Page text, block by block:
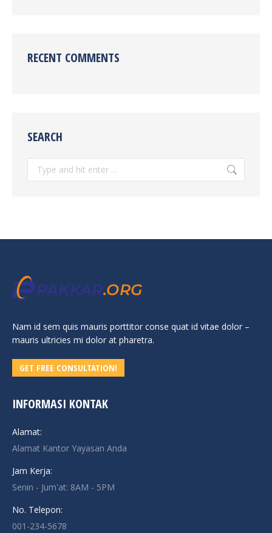
RECENT COMMENTS
SEARCH
Search:
Nam id sem quis mauris porttitor conse quat id vitae dolor –
mauris ultricies mi dolor at pharetra.
GET FREE CONSULTATION!
INFORMASI KONTAK
Alamat:
Alamat Kantor Yayasan Anda
Jam Kerja:
Senin - Jum'at: 8AM - 5PM
No. Telepon:
001-234-5678